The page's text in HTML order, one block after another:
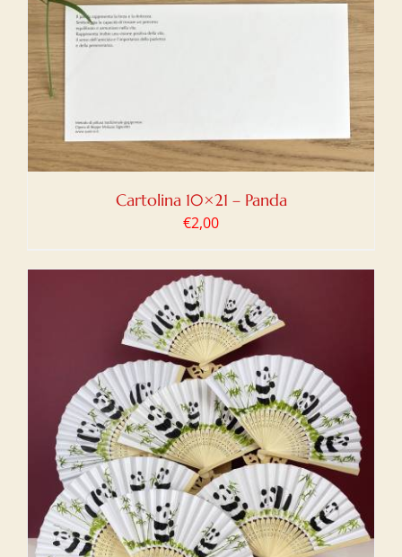
Cartolina 10×21 – Panda
€2,00